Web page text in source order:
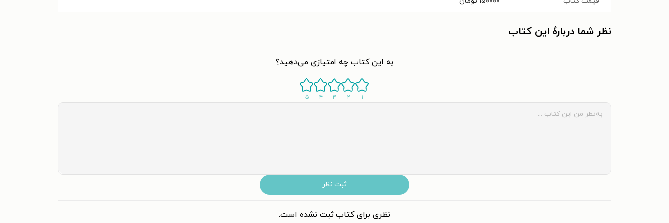
نظر شما دربارهٔ این کتاب
به این کتاب چه امتیازی می‌دهید؟
۱ ۲ ۳ ۴ ۵
ثبت نظر
نظری برای کتاب ثبت نشده است.